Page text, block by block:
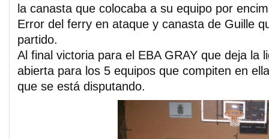
la canasta que colocaba a su equipo por
Error del ferry en ataque y canasta de Guille
partido.
Al final victoria para el EBA GRAY que deja la
abierta para los 5 equipos que compiten en
que se está disputando.